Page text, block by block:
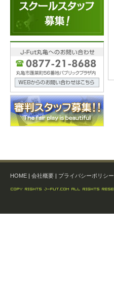
HOME | 会社概要 | プライバシーポリシー